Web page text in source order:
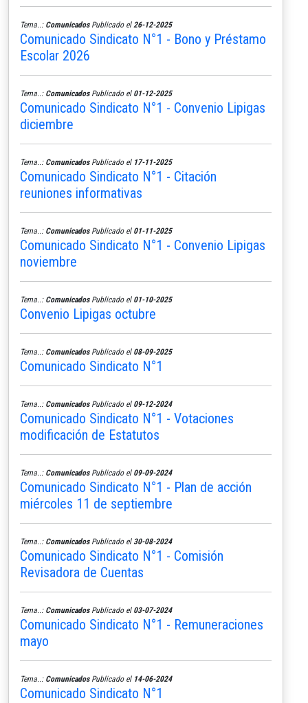
Tema..: ComunicadosPublicado el 26-12-2025
Comunicado Sindicato N°1 - Bono y Préstamo
Escolar 2026
Tema..: ComunicadosPublicado el 01-12-2025
Comunicado Sindicato N°1 - Convenio Lipigas
diciembre
Tema..: ComunicadosPublicado el 17-11-2025
Comunicado Sindicato N°1 - Citación
reuniones informativas
Tema..: ComunicadosPublicado el 01-11-2025
Comunicado Sindicato N°1 - Convenio Lipigas
noviembre
Tema..: ComunicadosPublicado el 01-10-2025
Convenio Lipigas octubre
Tema..: ComunicadosPublicado el 08-09-2025
Comunicado Sindicato N°1
Tema..: ComunicadosPublicado el 09-12-2024
Comunicado Sindicato N°1 - Votaciones
modificación de Estatutos
Tema..: ComunicadosPublicado el 09-09-2024
Comunicado Sindicato N°1 - Plan de acción
miércoles 11 de septiembre
Tema..: ComunicadosPublicado el 30-08-2024
Comunicado Sindicato N°1 - Comisión
Revisadora de Cuentas
Tema..: ComunicadosPublicado el 03-07-2024
Comunicado Sindicato N°1 - Remuneraciones
mayo
Tema..: ComunicadosPublicado el 14-06-2024
Comunicado Sindicato N°1